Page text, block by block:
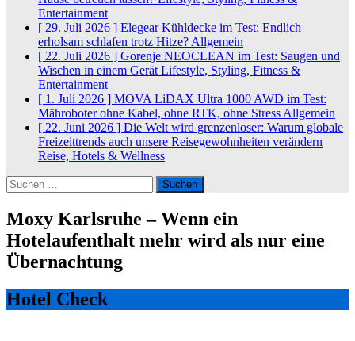
Entertainment
[ 29. Juli 2026 ] Elegear Kühldecke im Test: Endlich
erholsam schlafen trotz Hitze? Allgemein
[ 22. Juli 2026 ] Gorenje NEOCLEAN im Test: Saugen und
Wischen in einem Gerät Lifestyle, Styling, Fitness &
Entertainment
[ 1. Juli 2026 ] MOVA LiDAX Ultra 1000 AWD im Test:
Mähroboter ohne Kabel, ohne RTK, ohne Stress Allgemein
[ 22. Juni 2026 ] Die Welt wird grenzenloser: Warum globale
Freizeittrends auch unsere Reisegewohnheiten verändern
Reise, Hotels & Wellness
Suchen
nach:
Moxy Karlsruhe – Wenn ein
Hotelaufenthalt mehr wird als nur eine
Übernachtung
Hotel Check